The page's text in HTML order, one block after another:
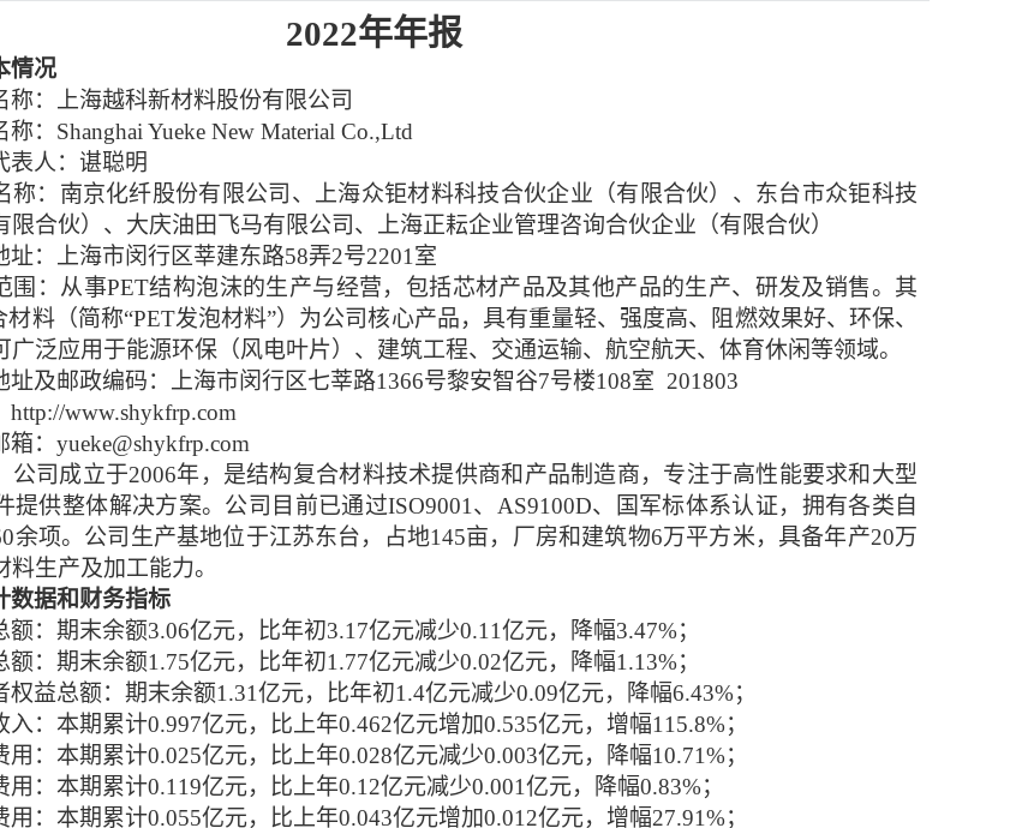
2022年年报
情况
：
上海越科新材料股份有限公司
： Shanghai Yueke New Material Co.,Ltd
表人：谌聪明
称：南京化纤股份有限公司、上海众钜材料科技合伙企业（有限合伙）、东台市众钜科技
限合伙）、大庆油田飞马有限公司、上海正耘企业管理咨询合伙企业（有限合伙）
址：上海市闵行区莘建东路58弄2号2201室
围： 从事PET结构泡沫的生产与经营，包括芯材产品及其他产品的生产、研发及销售。 其
材料（简称“PET发泡材料”） 为公司核心产品，具有重量轻、强度高、阻燃效果好、环保、
广泛应用于能源环保（风电叶片）、建筑工程、交通运输、航空航天、体育休闲等领域。
址及邮政编码：上海市闵行区七莘路1366号黎安智谷7号楼108室 201803
http://www.shykfrp.com
： yueke@shykfrp.com
公司成立于2006年，是结构复合材料技术提供商和产品制造商，专注于高性能要求和大型
提供整体解决方案。公司目前已通过ISO9001、AS9100D、国军标体系认证，拥有各类自
余项。公司生产基地位于江苏东台，占地145亩，厂房和建筑物6万平方米，具备年产20万
生产及加工能力。
数据和财务指标
额：期末余额3.06亿元，比年初3.17亿元减少0.11亿元， 降幅3.47%；
额：期末余额1.75亿元，比年初1.77亿元减少0.02亿元， 降幅1.13%；
权益总额：期末余额1.31亿元，比年初1.4亿元减少0.09亿元， 降幅6.43%；
入：本期累计0.997亿元，比上年0.462亿元增加0.535亿元， 增幅115.8%；
用：本期累计0.025亿元， 比 上年0.028亿元减少0.003亿元，降幅10.71%；
用：本期累计0.119亿元，比 上年0.12亿元减少0.001亿元， 降幅0.83%；
用：本期累计0.055亿元，比上年0.043亿元增加0.012亿元， 增幅27.91%；